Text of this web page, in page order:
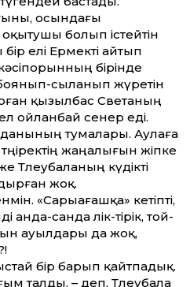
осындағы
оқытушы болып істейтін
елі Ермекті айтып
бірінде
сыланып жүретін
қызылбас Светаның
ойланбай сенер еді.
тумалары. Аулаға
жаңалығын жіпке
Төлеубаланың күдікті
жоқ.
«Сарыағашқа» кетіпті,
анда-санда өлік-тірік, той-
ауылдары да жоқ,
бір барып қайтпадық.
талды, – деп, Төлеубала